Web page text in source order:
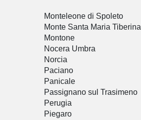
Monteleone di Spoleto
Monte Santa Maria Tiberina
Montone
Nocera Umbra
Norcia
Paciano
Panicale
Passignano sul Trasimeno
Perugia
Piegaro